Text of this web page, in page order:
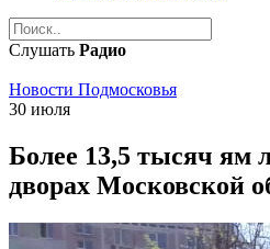
Слушать Радио
Новости Подмосковья
30 июля
Более 13,5 тысяч ям
дворах Московской